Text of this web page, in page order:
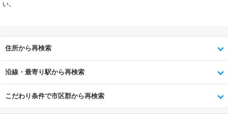
い。
住所から再検索
沿線・最寄り駅から再検索
こだわり条件で市区郡から再検索